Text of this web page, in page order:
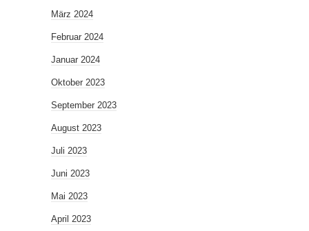
März 2024
Februar 2024
Januar 2024
Oktober 2023
September 2023
August 2023
Juli 2023
Juni 2023
Mai 2023
April 2023